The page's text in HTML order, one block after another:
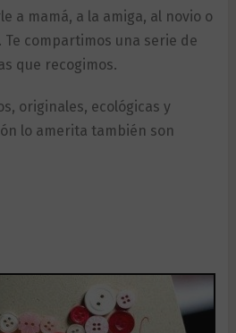
a mamá, a la amiga, al novio o
Te compartimos una serie de
que recogimos.
originales, ecológicas y
lo amerita también son